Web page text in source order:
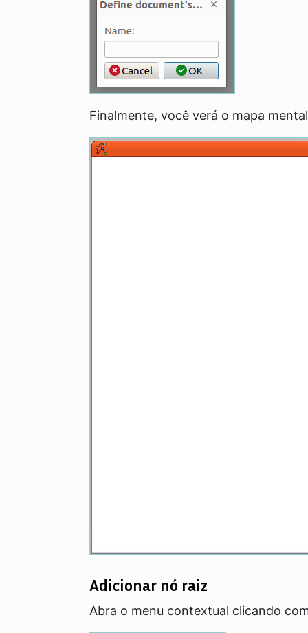
Finalmente, você verá o mapa
Adicionar nó raiz
Abra o menu contextual clicando